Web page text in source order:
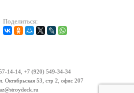
Поделиться:
14-14, +7 (920) 549-34-34
Октябрьская 53, стр 2, офис 207